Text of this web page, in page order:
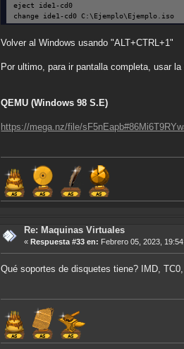
eject ide1-cd0
change ide1-cd0 C:\Ejemplo\Ejemplo.iso
Volver al Windows usando "ALT+CTRL+1"
Por ultimo, para ir pantalla completa, usar
QEMU (Windows 98 S.E)
https://mega.nz/file/
Re: Maquinas Virtuales
« Respuesta #33 en: Febrero 05, 2023,
Qué soportes de disquetes tiene? IMD,